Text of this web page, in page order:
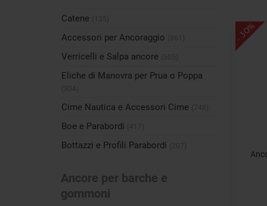
Catene
Accessori per Ancoraggio
Verricelli e Salpa ancore
Eliche di Manovra per Prua o Poppa
Cime Nautica e Accessori Cime
Boe e Parabordi
Bottazzi e Profili Parabordi
Ancore per barche e
gommoni
- 30%